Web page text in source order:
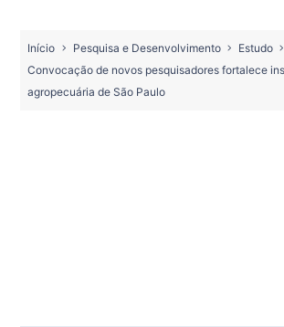
Início Pesquisa e Desenvolvimento
Estudo
Convocação de novos pesquisadores fortalece
agropecuária de São Paulo